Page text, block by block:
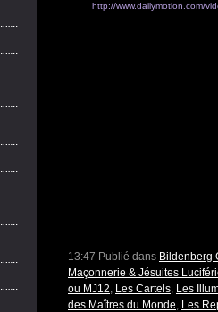
http://www.dailymotion.com/
13:47 Publié dans Bildenberg
Maçonnerie & Jésuites
ou MJ12, Les Cartels, Les
des Maîtres du Monde, Les